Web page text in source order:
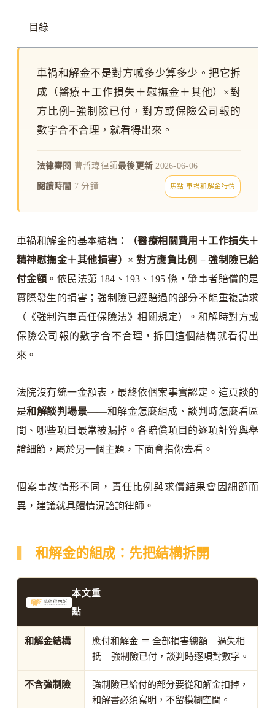
目錄
車禍和解金不是對方喊多少算多少。把它拆
成（醫療＋工作損失＋慰撫金＋其他）×對
方比例−強制險已付，對方或保險公司報的
數字合不合理，就看得出來。
法律審閱 曹哲瑋律師最後更新 2026-06-06
閱讀時間 7 分鐘 焦點 車禍和解金行情
車禍和解金的基本結構：
（醫療相關費用＋工作損失＋
精神慰撫金＋其他損害）× 對方應負比例 − 強制險已給
付金額 。依民法第 184、193、195 條，肇事者賠償的是
實際發生的損害；強制險已經賠過的部分不能重複請求
（《強制汽車責任保險法》相關規定）。和解時對方或
保險公司報的數字合不合理，拆回這個結構就看得出
來。
法院沒有統一金額表，最終依個案事實認定。這頁談的
是和解談判場景——和解金怎麼組成、談判時怎麼看區
間、哪些項目最常被漏掉。各賠償項目的逐項計算與舉
證細節，屬於另一個主題，下面會指你去看。
個案事故情形不同，責任比例與求償結果會因細節而
異，建議就具體情況諮詢律師。
和解金的組成：先把結構拆開
本文重
點
和解金結構
應付和解金 ＝ 全部損害總額 − 過失相
抵 − 強制險已付，談判時逐項對數字。
不含強制險
強制險已給付的部分要從和解金扣掉，
和解書必須寫明，不留模糊空間。